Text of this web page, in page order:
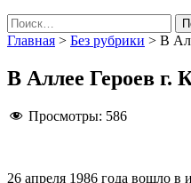
Найти:
Главная > Без рубрики > В
В Аллее Героев г.
Просмотры: 586
26 апреля 1986 года вошло в